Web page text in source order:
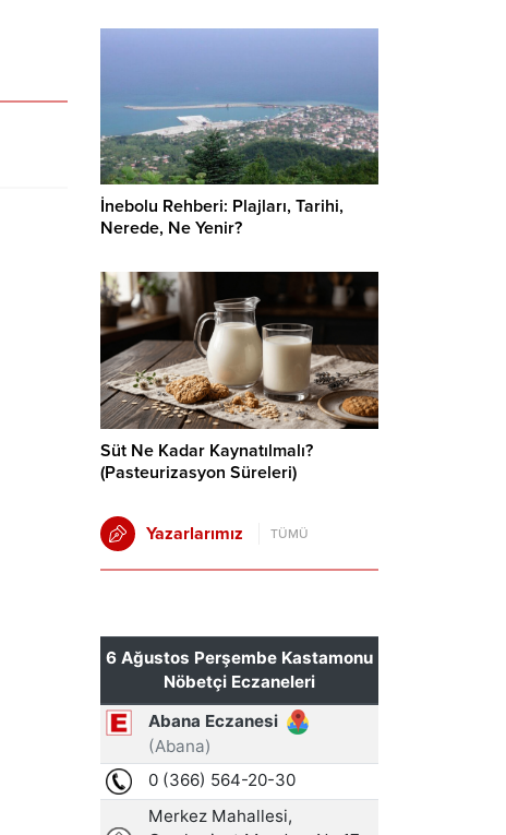
İnebolu Rehberi: Plajları, Tarihi,
Nerede, Ne Yenir?
Süt Ne Kadar Kaynatılmalı?
(Pasteurizasyon Süreleri)
Yazarlarımız TÜMÜ